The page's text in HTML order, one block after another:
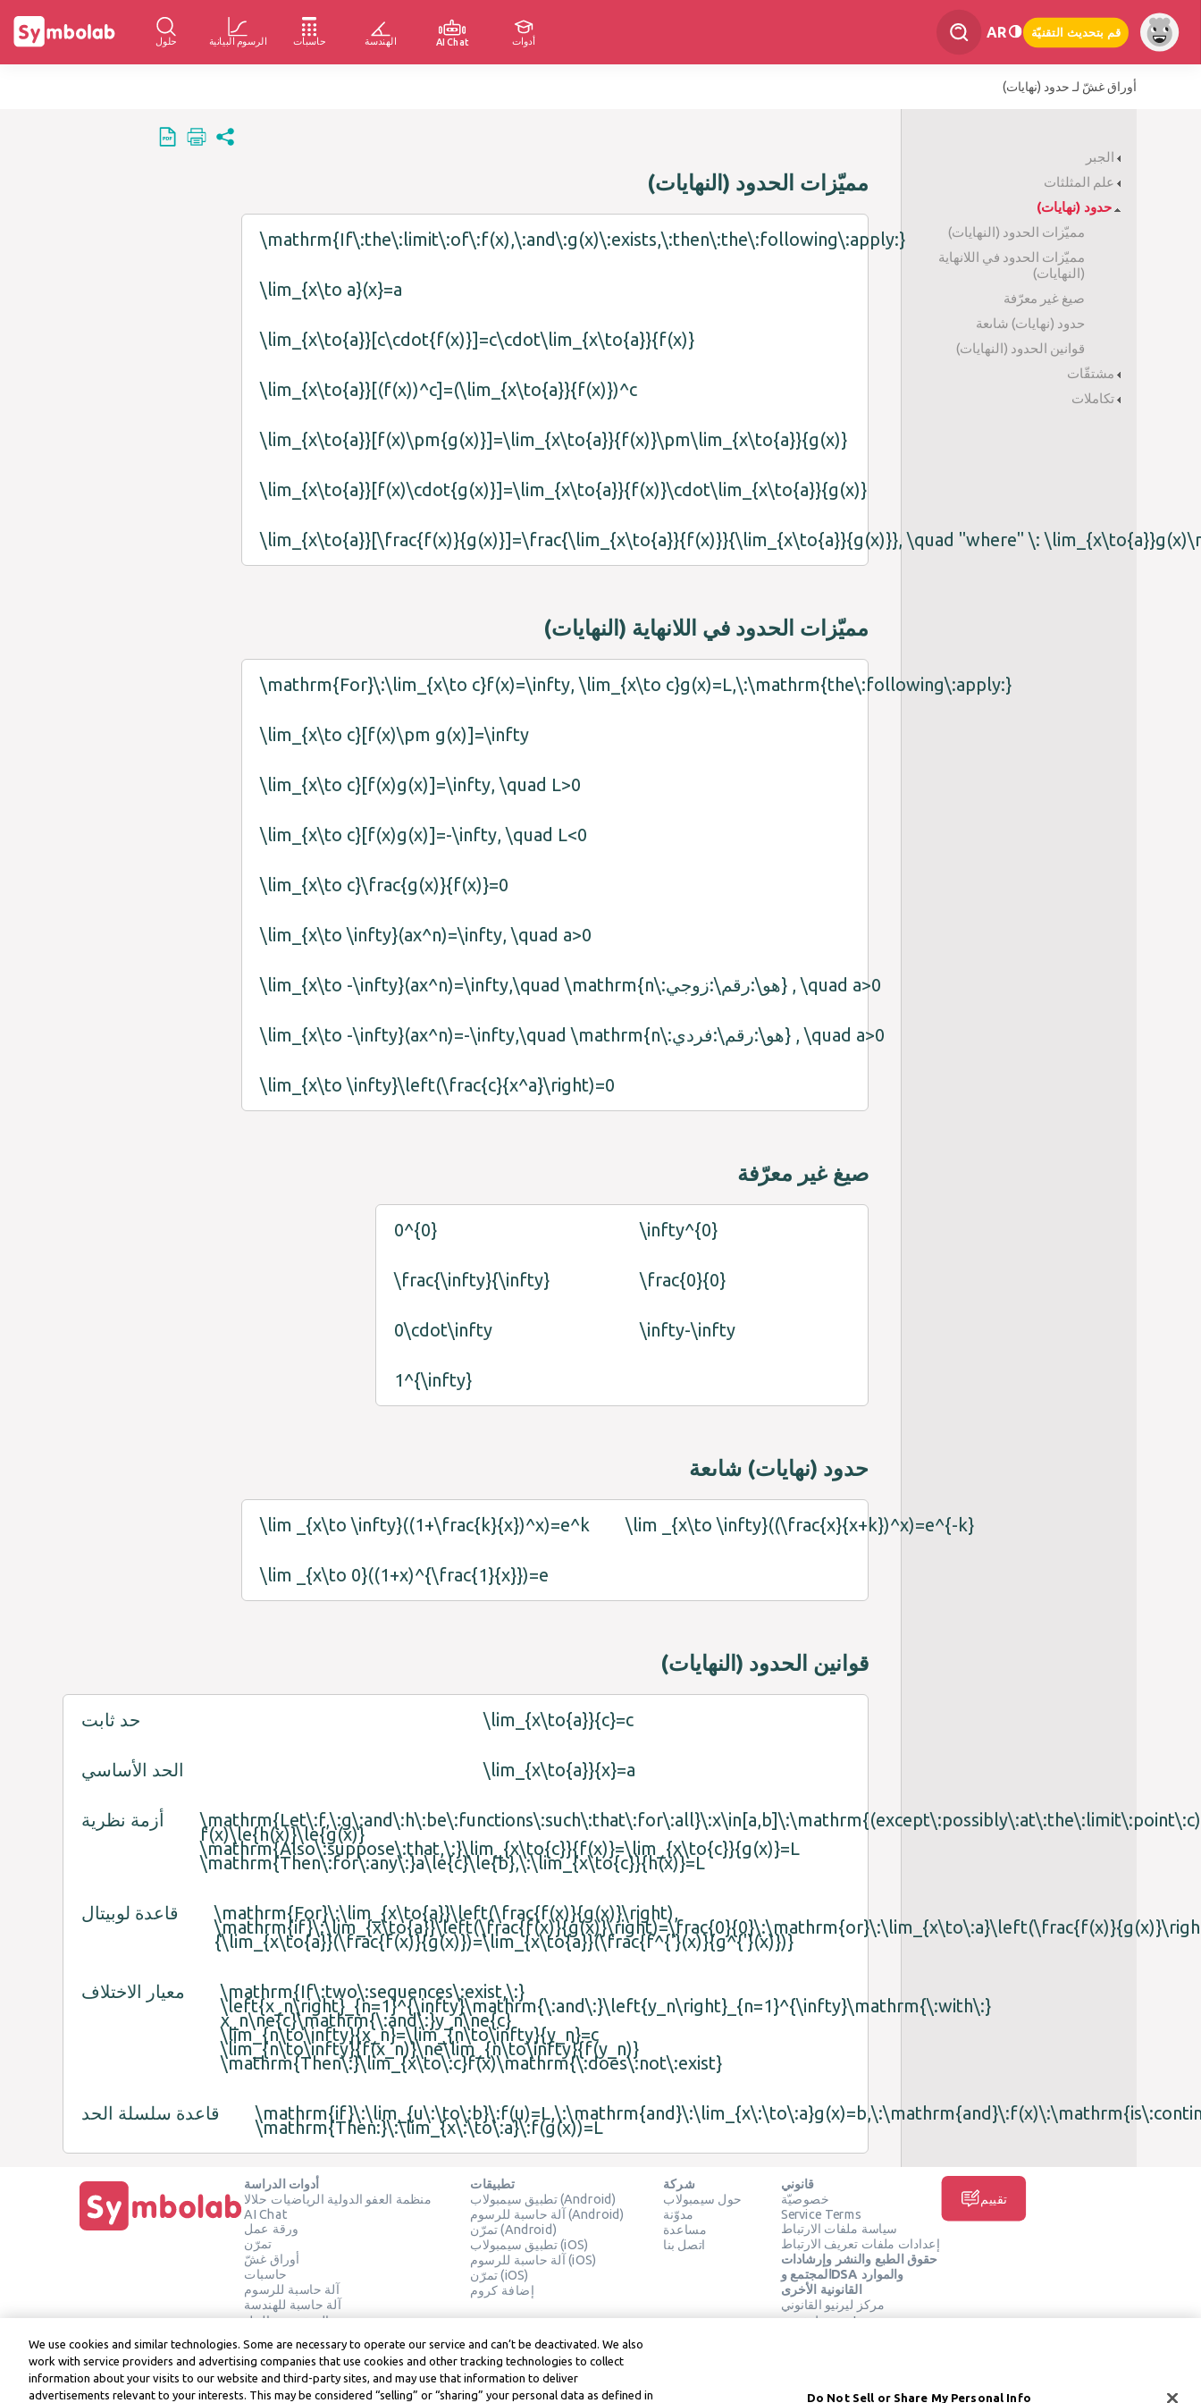
حلول الرسوم البيانية حاسبات الهندسة AI Chat أدوات
AR قم بتحديث التقنيّة
أوراق غشّ لـ حدود (نهايات)
الجبر
علم المثلثات
حدود (نهايات)
مميّزات الحدود (النهايات)
مميّزات الحدود في اللانهاية
(النهايات)
صيغ غير معرّفة
حدود (نهايات) شاىعة
قوانين الحدود (النهايات)
مشتقّات
تكاملات
مميّزات الحدود (النهايات)
\mathrm{If\:the\:limit\:of\:f(x),\:and\:g(x)\:exists,\:then\:the\:following\:apply:}
\lim_{x\to a}(x}=a
\lim_{x\to{a}}[c\cdot{f(x)}]=c\cdot\lim_{x\to{a}}{f(x)}
\lim_{x\to{a}}[(f(x))^c]=(\lim_{x\to{a}}{f(x)})^c
\lim_{x\to{a}}[f(x)\pm{g(x)}]=\lim_{x\to{a}}{f(x)}\pm\lim_{x\to{a}}{g(x)}
\lim_{x\to{a}}[f(x)\cdot{g(x)}]=\lim_{x\to{a}}{f(x)}\cdot\lim_{x\to{a}}{g(x)}
\lim_{x\to{a}}[\frac{f(x)}{g(x)}]=\frac{\lim_{x\to{a}}{f(x)}}{\lim_{x\to{a}}{g(x)}}, \quad "where" \:
مميّزات الحدود في اللانهاية (النهايات)
\mathrm{For}\:\lim_{x\to c}f(x)=\infty, \lim_{x\to c}g(x)=L,\:\mathrm{the\:following\:apply:}
\lim_{x\to c}[f(x)\pm g(x)]=\infty
\lim_{x\to c}[f(x)g(x)]=\infty, \quad L>0
\lim_{x\to c}[f(x)g(x)]=-\infty, \quad L<0
\lim_{x\to c}\frac{g(x)}{f(x)}=0
\lim_{x\to \infty}(ax^n)=\infty, \quad a>0
\lim_{x\to -\infty}(ax^n)=\infty,\quad \mathrm{n\:هو\:رقم\:زوجي} , \quad a>0
\lim_{x\to -\infty}(ax^n)=-\infty,\quad \mathrm{n\:هو\:رقم\:فردي} , \quad a>0
\lim_{x\to \infty}\left(\frac{c}{x^a}\right)=0
صيغ غير معرّفة
0^{0} \infty^{0}
\frac{\infty}{\infty} \frac{0}{0}
0\cdot\infty \infty-\infty
1^{\infty}
حدود (نهايات) شاىعة
\lim _{x\to \infty}((1+\frac{k}{x})^x)=e^k \lim _{x\to \infty}((\frac{x}{x+k})^x)=e^{-k}
\lim _{x\to 0}((1+x)^{\frac{1}{x}})=e
قوانين الحدود (النهايات)
حد ثابت \lim_{x\to{a}}{c}=c
الحد الأساسي \lim_{x\to{a}}{x}=a
أزمة نظرية
f(x)\le{h(x)}\le{g(x)}
\mathrm{Also\:suppose\:that,\:}\lim_{x\to{c}}{f(x)}=\lim_{x\to{c}}{g(x)}=L
\mathrm{Then\:for\:any\:}a\le{c}\le{b},\:\lim_{x\to{c}}{h(x)}=L
قاعدة لوبيتال \mathrm{For}\:\lim_{x\to{a}}\left(\frac{f(x)}{g(x)}\right),
{\lim_{x\to{a}}(\frac{f(x)}{g(x)})=\lim_{x\to{a}}(\frac{f^{'}(x)}{g^{'}(x)})}
معيار الاختلاف \mathrm{If\:two\:sequences\:exist,\:}
\left{x_n\right}_{n=1}^{\infty}\mathrm{\:and\:}\left{y_n\right}_{n=1}^{\infty}\mathrm{\:with\:}
x_n\ne{c}\mathrm{\:and\:}y_n\ne{c}
\lim_{n\to\infty}{x_n}=\lim_{n\to\infty}{y_n}=c
\lim_{n\to\infty}{f(x_n)}\ne\lim_{n\to\infty}{f(y_n)}
\mathrm{Then\:}\lim_{x\to\:c}f(x)\mathrm{\:does\:not\:exist}
قاعدة سلسلة الحد
\mathrm{Then:}\:\lim_{x\:\to\:a}\:f(g(x))=L
أدوات الدراسة
منظمة العفو الدولية الرياضيات حلالا
AI Chat
ورقة عمل
تمرّن
أوراق غشّ
حاسبات
آلة حاسبة للرسوم
آلة حاسبة للهندسة
التحقق من الحل
تطبيقات
تطبيق سيمبولاب (Android)
آلة حاسبة للرسوم (Android)
تمرّن (Android)
تطبيق سيمبولاب (iOS)
آلة حاسبة للرسوم (iOS)
تمرّن (iOS)
إضافة كروم
شركة
حول سيمبولاب
مدوّنة
مساعدة
اتصل بنا
قانوني
خصوصيّة
Service Terms
سياسة ملفات الارتباط
إعدادات ملفات تعريف الارتباط
حقوق الطبع والنشر وإرشادات
المجتمع وDSA والموارد
القانونية الأخرى
مركز ليرنيو القانوني
شروط خدمة Learneo
تقييم
We use cookies and similar technologies. Some are necessary to operate our service and can’t be deactivated. We also
work with service providers and advertising companies that use cookies and other tracking technologies to collect
information about your visits to our website and third-party sites, and may use that information to deliver
advertisements relevant to your interests. This may be considered “selling” or “sharing” your personal data as defined in
Do Not Sell or Share My Personal Info